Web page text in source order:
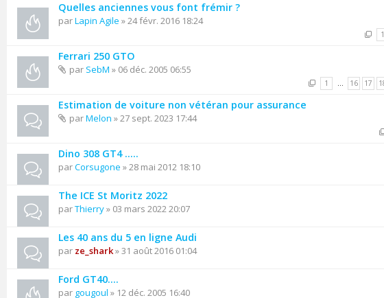
Quelles anciennes vous font frémir ?
parLapin Agile » 24 févr. 2016 18:24
1
Ferrari 250 GTO
par SebM » 06 déc. 2005 06:55
1 … 16 17
Estimation de voiture non vétéran pour assurance
parMelon » 27 sept. 2023 17:44
Dino 308 GT4 .....
parCorsugone » 28 mai 2012 18:10
The ICE St Moritz 2022
parThierry» 03 mars 2022 20:07
Les 40 ans du 5 en ligne Audi
par ze_shark» 31 août 2016 01:04
Ford GT40....
par gougoul » 12 déc. 2005 16:40